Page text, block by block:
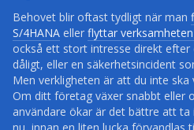
Behovet blir oftast tydligt när man
S/4HANA eller flyttar
också ett stort intresse direkt efter
dåligt, eller en säkerhetsincident
Men verkligheten är att du inte ska
Om ditt företag växer snabbt eller
användare ökar är det bättre att ta